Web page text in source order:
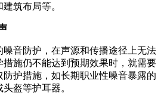
筑布局等。
音防护，在声源和传播途径上无法
施仍不能达到预期效果时，就需要
护措施，如长期职业性噪音暴露的
盔等护耳器。